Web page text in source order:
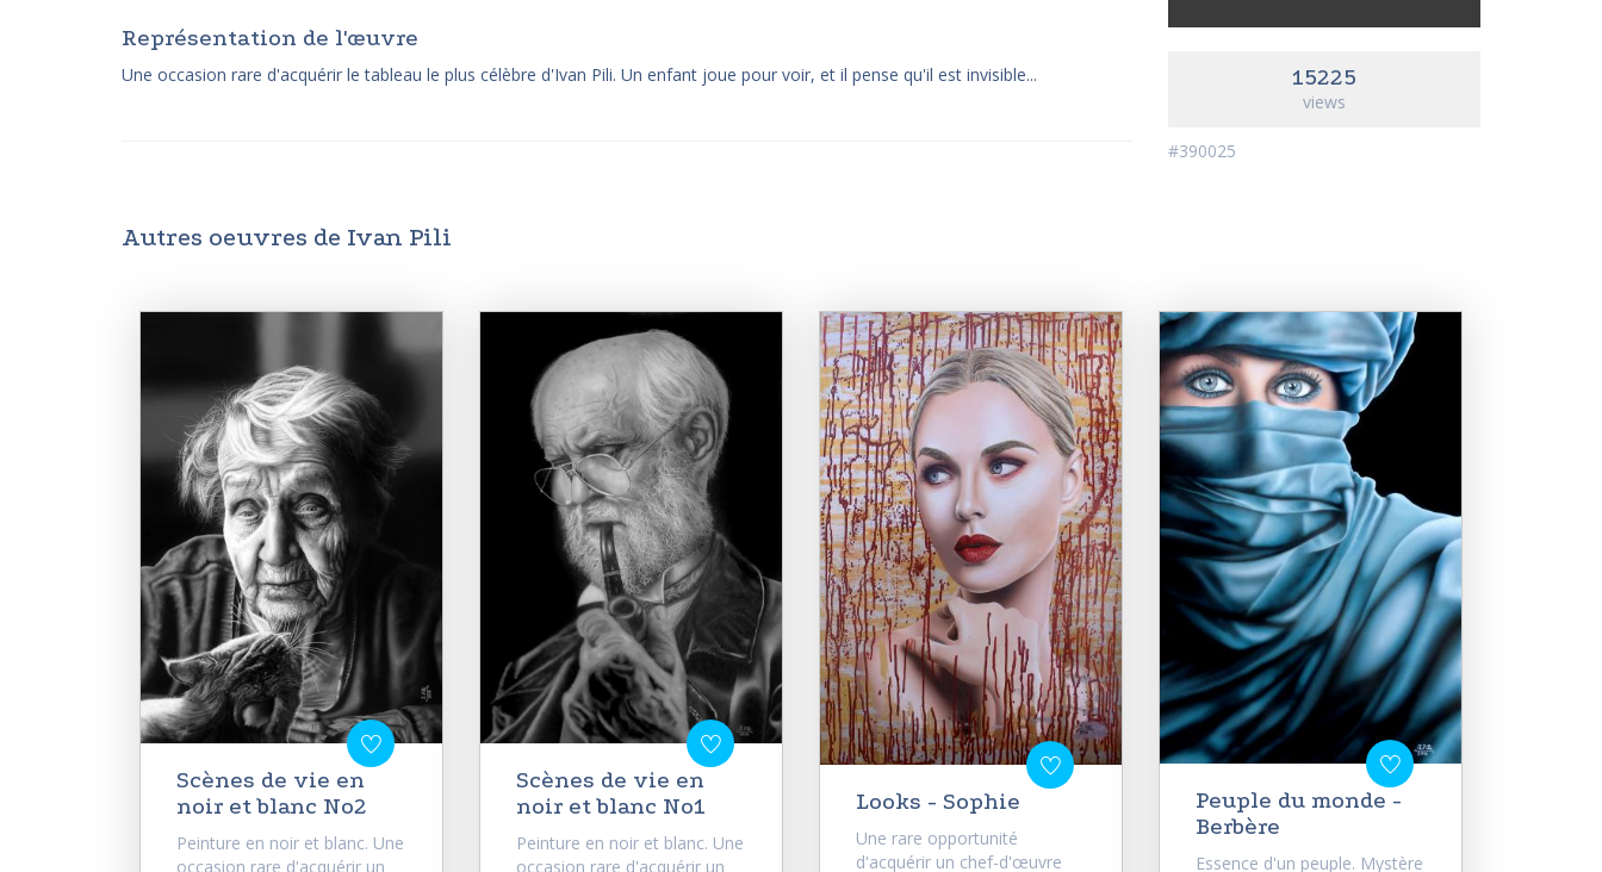
Représentation de l'œuvre
Une occasion rare d'acquérir le tableau le plus célèbre d'Ivan Pili. Un enfant joue pour voir, et il pense qu'il est invisible... 15225
views
#390025
Autres oeuvres de Ivan Pili
Scènes de vie en
noir et blanc No2
Peinture en noir et blanc. Une
occasion rare d'acquérir un
Scènes de vie en
noir et blanc No1
Peinture en noir et blanc. Une
occasion rare d'acquérir un
Looks - Sophie
Une rare opportunité
d'acquérir un chef-d'œuvre
Peuple du monde -
Berbère
Essence d'un peuple. Mystère